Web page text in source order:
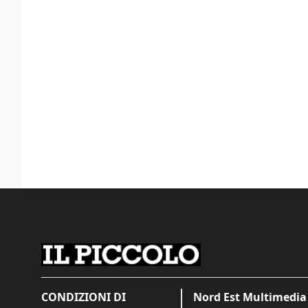
CONDIZIONI DI
Nord Est Multimedia